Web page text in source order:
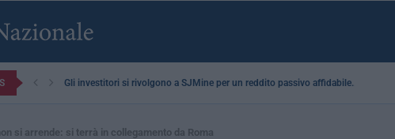
Gli investitori si rivolgono a SJMine per un reddito passivo affidabile...
si arrende: si terrà in collegamento da Roma